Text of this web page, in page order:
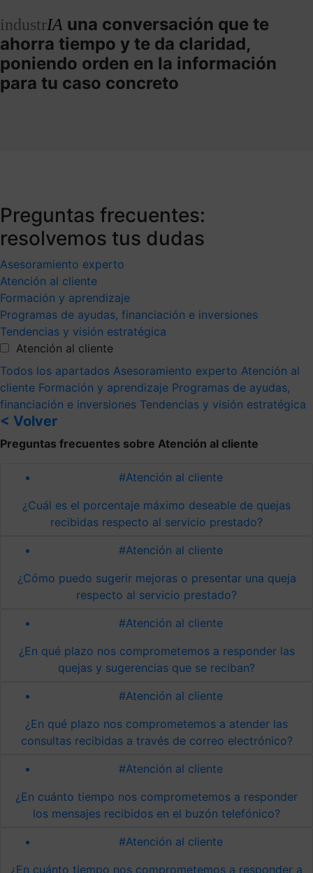
industrIA una conversación que te
ahorra tiempo y te da claridad,
poniendo orden en la información
para tu caso concreto
Preguntas frecuentes:
resolvemos tus dudas
Asesoramiento experto
Atención al cliente
Formación y aprendizaje
Programas de ayudas, financiación e inversiones
Tendencias y visión estratégica
Atención al cliente
Todos los apartados Asesoramiento experto Atención al
cliente Formación y aprendizaje Programas de ayudas,
financiación e inversiones Tendencias y visión estratégica
< Volver
Preguntas frecuentes sobre Atención al cliente
#Atención al cliente
¿Cuál es el porcentaje máximo deseable de quejas
recibidas respecto al servicio prestado?
#Atención al cliente
¿Cómo puedo sugerir mejoras o presentar una queja
respecto al servicio prestado?
#Atención al cliente
¿En qué plazo nos comprometemos a responder las
quejas y sugerencias que se reciban?
#Atención al cliente
¿En qué plazo nos comprometemos a atender las
consultas recibidas a través de correo electrónico?
#Atención al cliente
¿En cuánto tiempo nos comprometemos a responder
los mensajes recibidos en el buzón telefónico?
#Atención al cliente
¿En cuánto tiempo nos comprometemos a responder a